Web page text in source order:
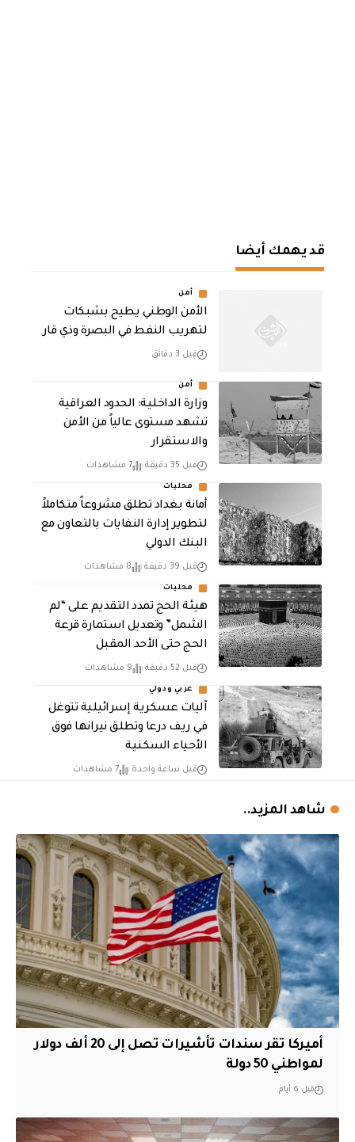
قد يهمك أيضا
أمن
الأمن الوطني يطيح بشبكات
لتهريب النفط في البصرة وذي قار
قبل 3 دقائق
أمن
وزارة الداخلية: الحدود العراقية
تشهد مستوى عالياً من الأمن
والاستقرار
قبل 35 دقيقة 7 مشاهدات
محليات
أمانة بغداد تطلق مشروعاً متكاملاً
لتطوير إدارة النفايات بالتعاون مع
البنك الدولي
قبل 39 دقيقة 8 مشاهدات
محليات
هيئة الحج تمدد التقديم على “لم
الشمل” وتعديل استمارة قرعة
الحج حتى الأحد المقبل
قبل 52 دقيقة 9 مشاهدات
عربي ودولي
آليات عسكرية إسرائيلية تتوغل
في ريف درعا وتطلق نيرانها فوق
الأحياء السكنية
قبل ساعة واحدة 7 مشاهدات
شاهد المزيد..
أميركا تقر سندات تأشيرات تصل إلى 20 ألف دولار
لمواطني 50 دولة
قبل 6 أيام